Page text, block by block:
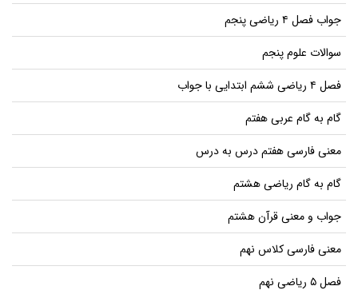
جواب فصل ۴ ریاضی پنجم
سوالات علوم پنجم
فصل ۴ ریاضی ششم ابتدایی با جواب
گام به گام عربی هفتم
معنی فارسی هفتم درس به درس
گام به گام ریاضی هشتم
جواب و معنی قرآن هشتم
معنی فارسی کلاس نهم
فصل ۵ ریاضی نهم